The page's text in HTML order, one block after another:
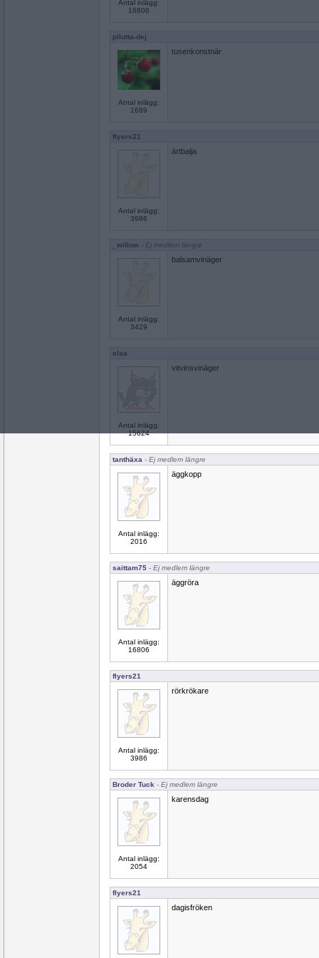
Antal inlägg:
16806
pilutta-dej
Antal inlägg:
1689
tusenkonstnär
flyers21
Antal inlägg:
3986
ärtbalja
_willow - Ej medlem längre
Antal inlägg:
3429
balsamvinäger
elaa
Antal inlägg:
15624
vitvinsvinäger
tanthäxa - Ej medlem längre
Antal inlägg:
2016
äggkopp
saittam75 - Ej medlem längre
Antal inlägg:
16806
äggröra
flyers21
Antal inlägg:
3986
rörkrökare
Broder Tuck - Ej medlem längre
Antal inlägg:
2054
karensdag
flyers21
dagisfröken